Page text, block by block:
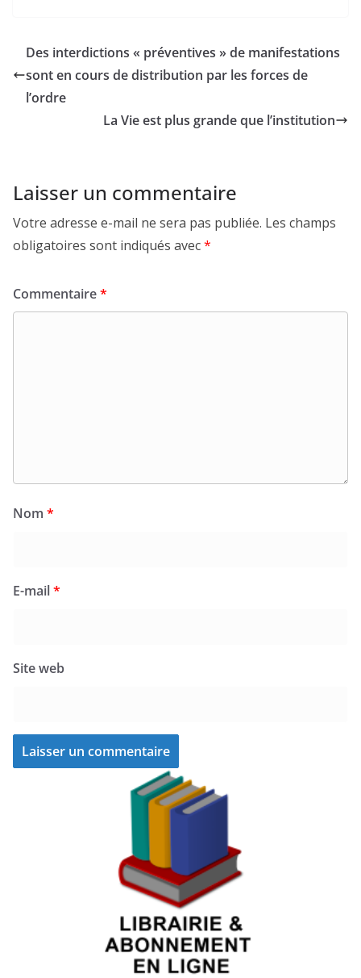
Des interdictions « préventives » de manifestations
sont en cours de distribution par les forces de
l’ordre
La Vie est plus grande que l’institution
Laisser un commentaire
Votre adresse e-mail ne sera pas publiée. Les champs
obligatoires sont indiqués avec*
Commentaire*
Nom *
E-mail*
Site web